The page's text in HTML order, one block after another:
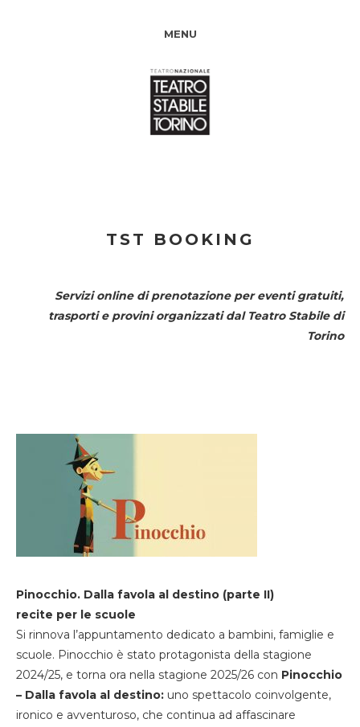
MENU
TST BOOKING
Servizi online di prenotazione per eventi gratuiti,
trasporti e provini organizzati dal Teatro Stabile di
Torino
Pinocchio. Dalla favola al destino (parte II)
recite per le scuole
Si rinnova l’appuntamento dedicato a bambini, famiglie e
scuole. Pinocchio è stato protagonista della stagione
2024/25, e torna ora nella stagione 2025/26 con Pinocchio
– Dalla favola al destino: uno spettacolo coinvolgente,
ironico e avventuroso, che continua ad affascinare